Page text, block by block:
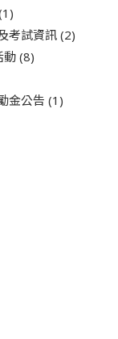
考試資訊(2)
動(8)
金公告 (1)